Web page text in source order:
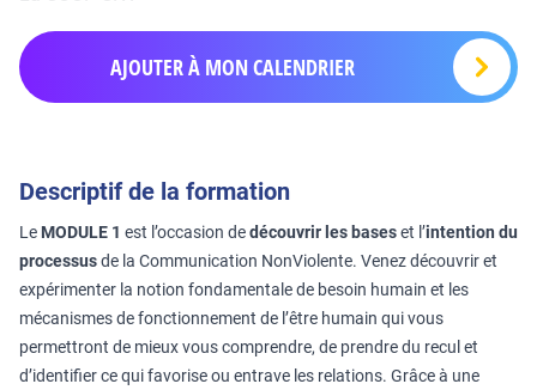
AJOUTER À MON CALENDRIER
Descriptif de la formation
Le MODULE 1 est l’occasion dedécouvrir les baseset l’intention du
processusde la Communication NonViolente. Venez découvrir et
expérimenter la notion fondamentale de besoin humain et les
mécanismes de fonctionnement de l’être humain qui vous
permettront de mieux vous comprendre, de prendre du recul et
d’identifier ce qui favorise ou entrave les relations. Grâce à une